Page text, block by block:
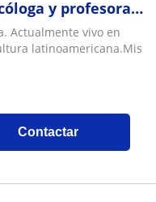
y profesora
ruso de
Actualmente vivo en
latinoamericana.Mis
Contactar